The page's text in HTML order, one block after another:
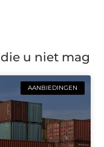
die u niet mag
AANBIEDINGEN